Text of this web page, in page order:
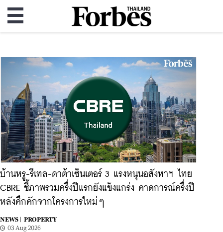
บ้านหรู-รีเทล-ดาต้าเซ็นเตอร์ 3 แรงหนุนอสังหาฯ ไทย
CBRE ชี้ภาพรวมครึ่งปีแรกยังแข็งแกร่ง คาดการณ์ครึ่งปี
หลังคึกคักจากโครงการใหม่ๆ
NEWS |
PROPERTY
03 Aug 2026